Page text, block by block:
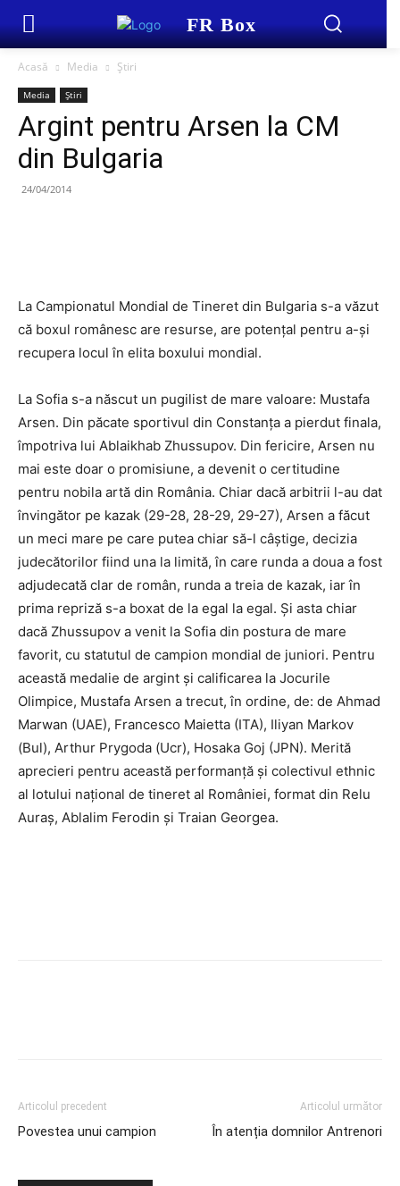
FR Box
Acasă Media Știri
Media Știri
Argint pentru Arsen la CM
din Bulgaria
24/04/2014
La Campionatul Mondial de Tineret din Bulgaria s-a văzut
că boxul românesc are resurse, are potențal pentru a-și
recupera locul în elita boxului mondial.
La Sofia s-a născut un pugilist de mare valoare: Mustafa
Arsen. Din păcate sportivul din Constanța a pierdut finala,
împotriva lui Ablaikhab Zhussupov. Din fericire, Arsen nu
mai este doar o promisiune, a devenit o certitudine
pentru nobila artă din România. Chiar dacă arbitrii l-au dat
învingător pe kazak (29-28, 28-29, 29-27), Arsen a făcut
un meci mare pe care putea chiar să-l câștige, decizia
judecătorilor fiind una la limită, în care runda a doua a fost
adjudecată clar de român, runda a treia de kazak, iar în
prima repriză s-a boxat de la egal la egal. Și asta chiar
dacă Zhussupov a venit la Sofia din postura de mare
favorit, cu statutul de campion mondial de juniori. Pentru
această medalie de argint și calificarea la Jocurile
Olimpice, Mustafa Arsen a trecut, în ordine, de: de Ahmad
Marwan (UAE), Francesco Maietta (ITA), Iliyan Markov
(Bul), Arthur Prygoda (Ucr), Hosaka Goj (JPN). Merită
aprecieri pentru această performanță și colectivul ethnic
al lotului național de tineret al României, format din Relu
Auraș, Ablalim Ferodin și Traian Georgea.
Articolul precedent
Povestea unui campion
Articolul următor
În atenția domnilor Antrenori